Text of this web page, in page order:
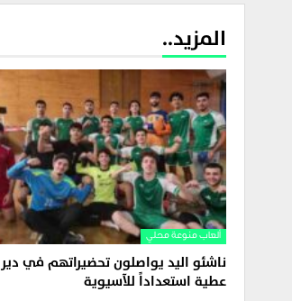
المزيد..
ألعاب منوعة محلي
ناشئو اليد يواصلون تحضيراتهم في دير
عطية استعداداً للآسيوية